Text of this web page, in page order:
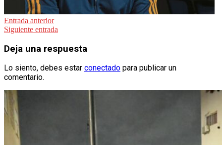
Navegación
de
entradas
Entrada anterior
Siguiente entrada
Deja una respuesta
Lo siento, debes estar conectado para publicar un
comentario.